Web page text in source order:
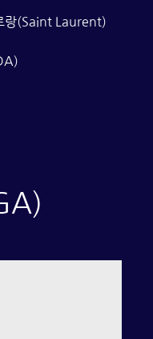
랑(Saint Laurent)